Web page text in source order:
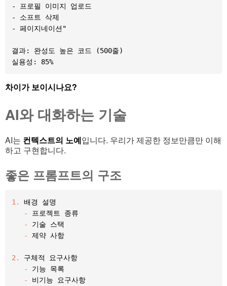
- 프로필 이미지 업로드
- 소프트 삭제
- 페이지네이션"
결과: 완성도 높은 코드 (500줄)
실용성: 85%
차이가 보이시나요?
AI와 대화하는 기술
AI는 컨텍스트의 노예입니다. 우리가 제공한 정보만큼만 이해
하고 구현합니다.
좋은 프롬프트의 구조
1.
배경 설명
-
프로젝트 종류
-
기술 스택
-
제약 사항
2.
구체적 요구사항
-
기능 목록
-
비기능 요구사항